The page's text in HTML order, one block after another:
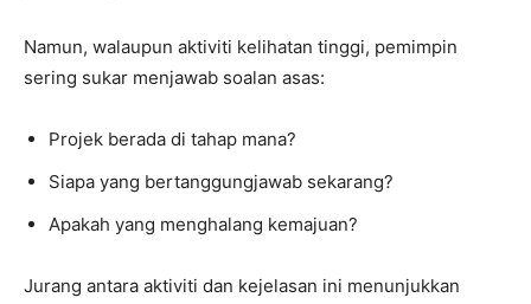
Namun, walaupun aktiviti kelihatan tinggi, pemimpin
sering sukar menjawab soalan asas:
Projek berada di tahap mana?
Siapa yang bertanggungjawab sekarang?
Apakah yang menghalang kemajuan?
Jurang antara aktiviti dan kejelasan ini menunjukkan